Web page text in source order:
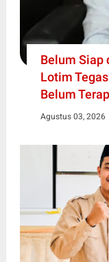
Belum Siap
Lotim
Belum
Agustus 03, 2026